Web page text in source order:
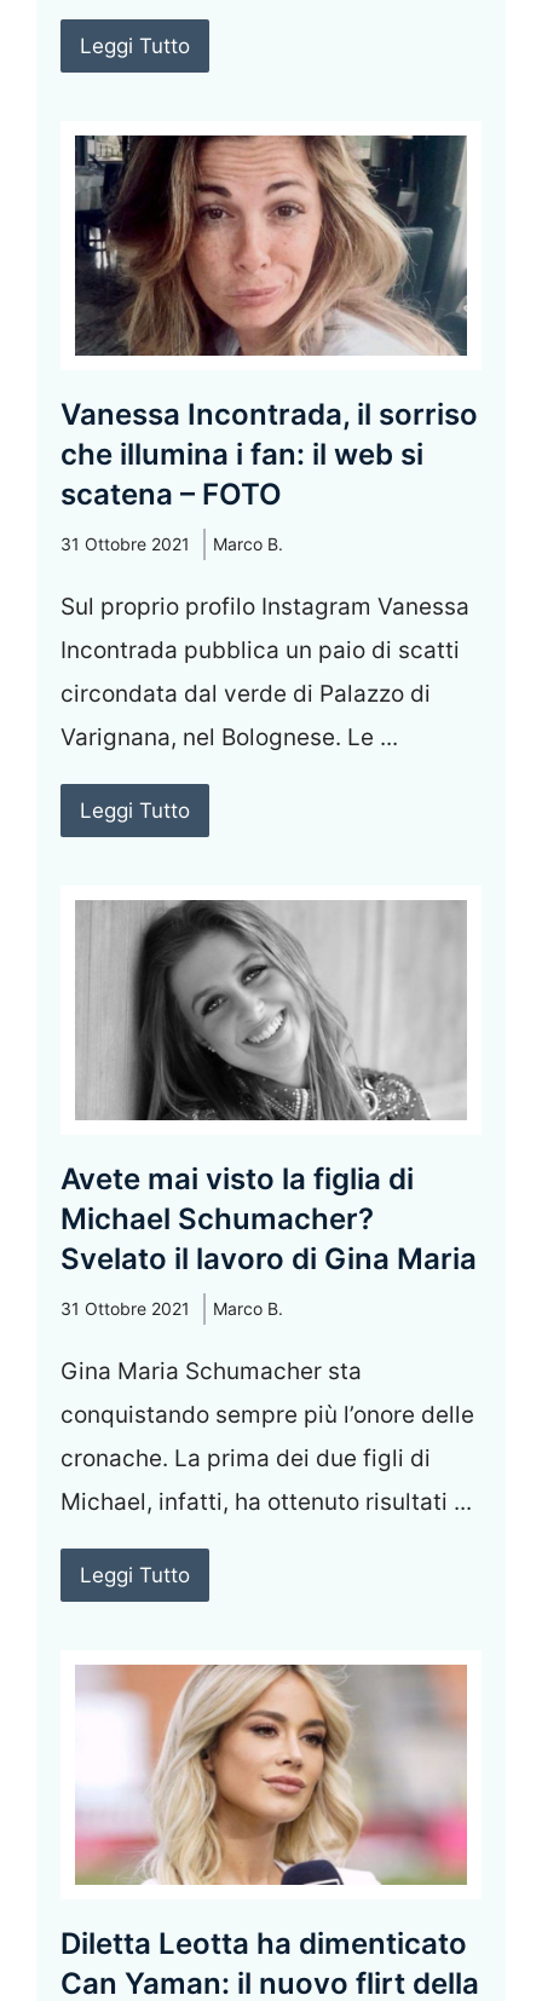
Leggi Tutto
Vanessa Incontrada, il sorriso
che illumina i fan: il web si
scatena – FOTO
31 Ottobre 2021 Marco B.
Sul proprio profilo Instagram Vanessa
Incontrada pubblica un paio di scatti
circondata dal verde di Palazzo di
Varignana, nel Bolognese. Le ...
Leggi Tutto
Avete mai visto la figlia di
Michael Schumacher?
Svelato il lavoro di Gina Maria
31 Ottobre 2021 Marco B.
Gina Maria Schumacher sta
conquistando sempre più l’onore delle
cronache. La prima dei due figli di
Michael, infatti, ha ottenuto risultati ...
Leggi Tutto
Diletta Leotta ha dimenticato
Can Yaman: il nuovo flirt della